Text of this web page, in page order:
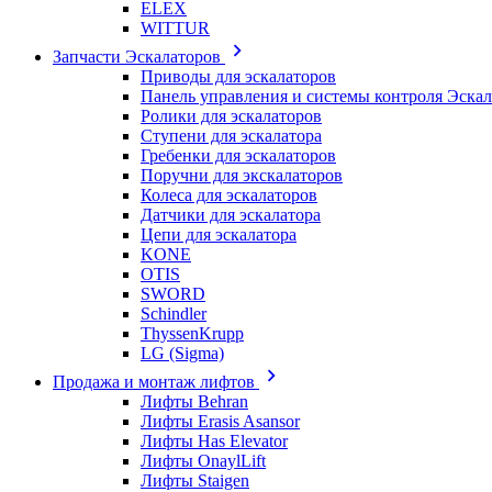
ELEX
WITTUR
Запчасти Эскалаторов
Приводы для эскалаторов
Панель управления и системы контроля
Ролики для эскалаторов
Ступени для эскалатора
Гребенки для эскалаторов
Поручни для экскалаторов
Колеса для эскалаторов
Датчики для эскалатора
Цепи для эскалатора
KONE
OTIS
SWORD
Schindler
ThyssenKrupp
LG (Sigma)
Продажа и монтаж лифтов
Лифты Behran
Лифты Erasis Asansor
Лифты Has Elevator
Лифты OnaylLift
Лифты Staigen